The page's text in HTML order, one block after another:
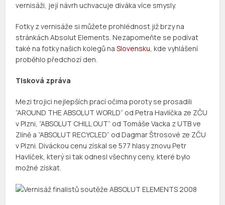
vernisáži, její návrh uchvacuje diváka více smysly.
Fotky z vernisáže si můžete prohlédnost již brzy na
stránkách Absolut Elements. Nezapomeňte se podívat
také na fotky našich kolegů naSlovensku, kde vyhlášení
proběhlo předchozí den.
Tisková zpráva
Mezi trojici nejlepších prací očima poroty se prosadili
“AROUND THE ABSOLUT WORLD“ od Petra Havlíčka ze ZČU
v Plzni, “ABSOLUT CHILL OUT“ od Tomáše Vacka z UTB ve
Zlíně a “ABSOLUT RECYCLED“ od Dagmar Štrosové ze ZČU
v Plzni. Diváckou cenu získal se 577 hlasy znovu Petr
Havlíček, který si tak odnesl všechny ceny, které bylo
možné získat.